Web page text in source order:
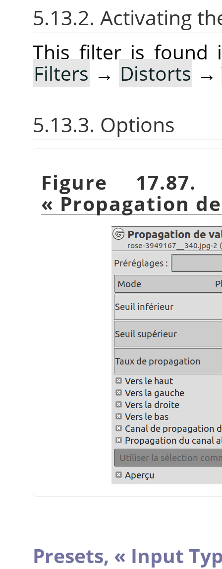
5.13.2. Activating
This filter is found
Filters → Distorts →
5.13.3. Options
Figure
« Propagation
Presets, « Input